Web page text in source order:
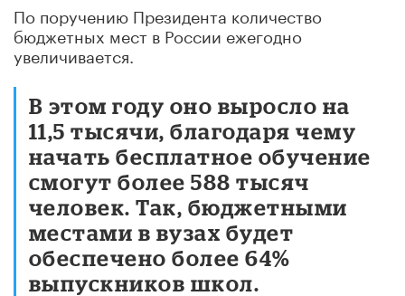
По поручению Президента количество
бюджетных мест в России ежегодно
увеличивается.
В этом году оно выросло на
11,5 тысячи, благодаря чему
начать бесплатное обучение
смогут более 588 тысяч
человек. Так, бюджетными
местами в вузах будет
обеспечено более 64%
выпускников школ.